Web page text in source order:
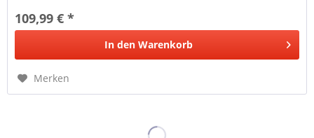
109,99 € *
In den Warenkorb
Merken